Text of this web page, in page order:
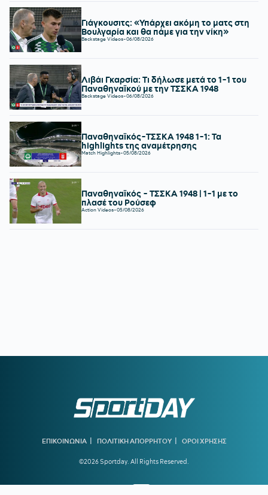
Γιάγκουσιτς: «Υπάρχει ακόμη το ματς στη
Βουλγαρία και θα πάμε για την νίκη»
Backstage Videos-06/08/2026
Λιβάι Γκαρσία: Τι δήλωσε μετά το 1-1 του
Παναθηναϊκού με την ΤΣΣΚΑ 1948
Backstage Videos-06/08/2026
Παναθηναϊκός-ΤΣΣΚΑ 1948 1-1: Τα
highlights της αναμέτρησης
Match Highlights-05/08/2026
Παναθηναϊκός - ΤΣΣΚΑ 1948 | 1-1 με το
πλασέ του Ρούσεφ
Action Videos-05/08/2026
ΕΠΙΚΟΙΝΩΝΙΑ | ΠΟΛΙΤΙΚΗ ΑΠΟΡΡΗΤΟΥ | ΟΡΟΙ ΧΡΗΣΗΣ
©2026 Sportday. All Rights Reserved.